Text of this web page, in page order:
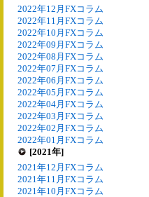
2022年12月FXコラム
2022年11月FXコラム
2022年10月FXコラム
2022年09月FXコラム
2022年08月FXコラム
2022年07月FXコラム
2022年06月FXコラム
2022年05月FXコラム
2022年04月FXコラム
2022年03月FXコラム
2022年02月FXコラム
2022年01月FXコラム
[2021年]
2021年12月FXコラム
2021年11月FXコラム
2021年10月FXコラム